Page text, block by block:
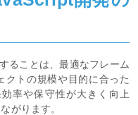
ることは、最適なフレーム
クトの規模や目的に合った
率や保守性が大きく向上
がります。